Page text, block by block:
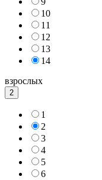
10
11
12
13
14
взрослых
2
1
2
3
4
5
6